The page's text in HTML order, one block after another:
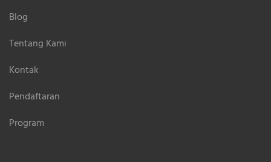
Blog
Tentang Kami
Kontak
Pendaftaran
Program